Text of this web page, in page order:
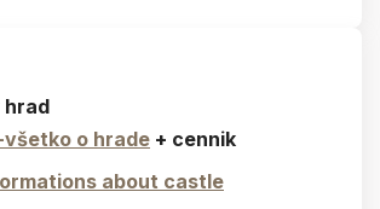
hrad
o hrade + cennik
about castle